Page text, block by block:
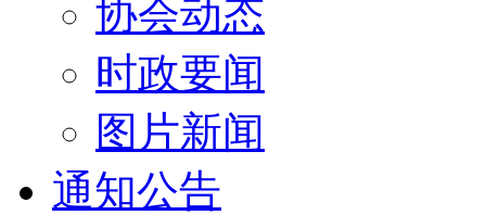
协会动态
时政要闻
图片新闻
通知公告